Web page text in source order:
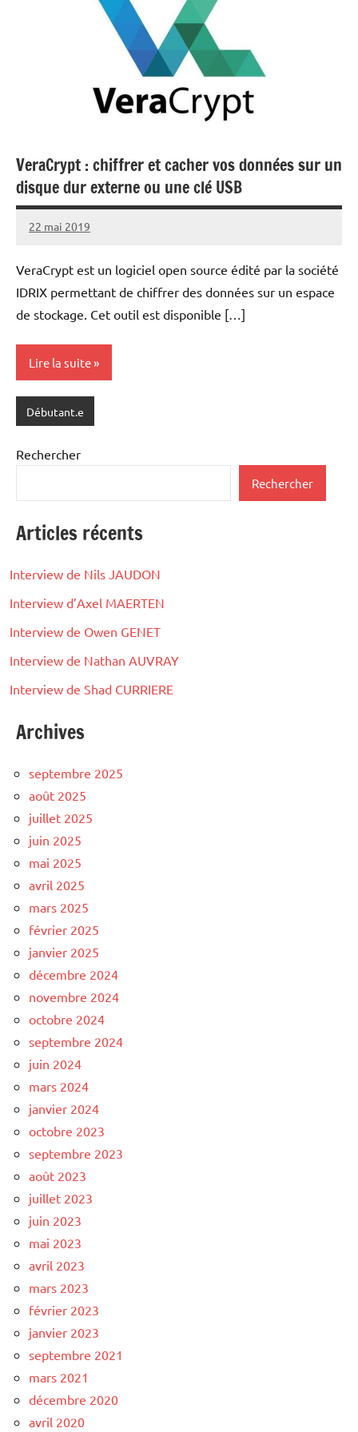
VeraCrypt : chiffrer et cacher vos données sur un
disque dur externe ou une clé USB
22 mai 2019
nohackme
Aucun
VeraCrypt est un logiciel open source édité par la société
IDRIX permettant de chiffrer des données sur un espace
de stockage. Cet outil est disponible […]
Lire la suite
Débutant.e
Rechercher
Rechercher
Articles récents
Interview de Nils JAUDON
Interview d’Axel MAERTEN
Interview de Owen GENET
Interview de Nathan AUVRAY
Interview de Shad CURRIERE
Archives
septembre 2025
août 2025
juillet 2025
juin 2025
mai 2025
avril 2025
mars 2025
février 2025
janvier 2025
décembre 2024
novembre 2024
octobre 2024
septembre 2024
juin 2024
mars 2024
janvier 2024
octobre 2023
septembre 2023
août 2023
juillet 2023
juin 2023
mai 2023
avril 2023
mars 2023
février 2023
janvier 2023
septembre 2021
mars 2021
décembre 2020
avril 2020